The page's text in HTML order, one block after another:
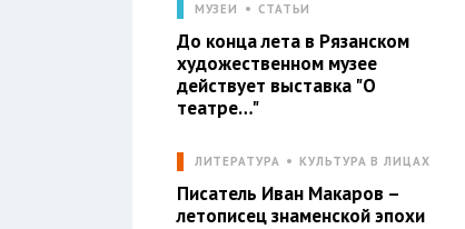
МУЗЕИ СТАТЬИ
До конца лета в Рязанском
художественном музее
действует выставка "О
театре…"
ЛИТЕРАТУРА КУЛЬТУРА В ЛИЦАХ
Писатель Иван Макаров –
летописец знаменской эпохи